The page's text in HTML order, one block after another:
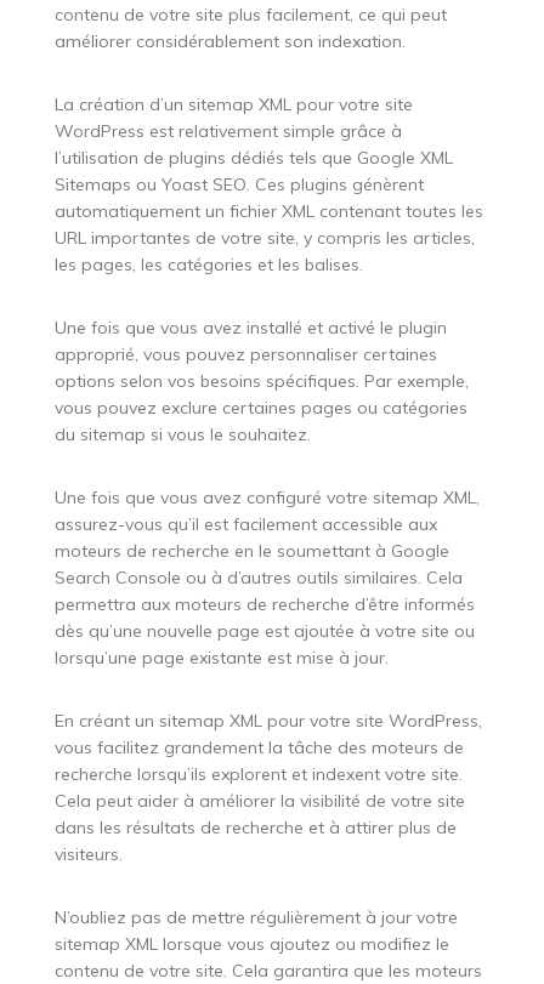
contenu de votre site plus facilement, ce qui peut
améliorer considérablement son indexation.
La création d’un sitemap XML pour votre site
WordPress est relativement simple grâce à
l’utilisation de plugins dédiés tels que Google XML
Sitemaps ou Yoast SEO. Ces plugins génèrent
automatiquement un fichier XML contenant toutes les
URL importantes de votre site, y compris les articles,
les pages, les catégories et les balises.
Une fois que vous avez installé et activé le plugin
approprié, vous pouvez personnaliser certaines
options selon vos besoins spécifiques. Par exemple,
vous pouvez exclure certaines pages ou catégories
du sitemap si vous le souhaitez.
Une fois que vous avez configuré votre sitemap XML,
assurez-vous qu’il est facilement accessible aux
moteurs de recherche en le soumettant à Google
Search Console ou à d’autres outils similaires. Cela
permettra aux moteurs de recherche d’être informés
dès qu’une nouvelle page est ajoutée à votre site ou
lorsqu’une page existante est mise à jour.
En créant un sitemap XML pour votre site WordPress,
vous facilitez grandement la tâche des moteurs de
recherche lorsqu’ils explorent et indexent votre site.
Cela peut aider à améliorer la visibilité de votre site
dans les résultats de recherche et à attirer plus de
visiteurs.
N’oubliez pas de mettre régulièrement à jour votre
sitemap XML lorsque vous ajoutez ou modifiez le
contenu de votre site. Cela garantira que les moteurs